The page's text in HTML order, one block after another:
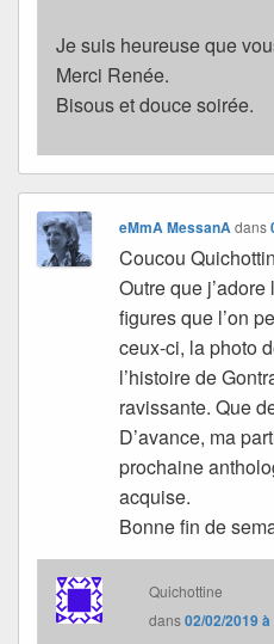
Je suis heureuse que
Merci Renée.
Bisous et douce soirée.
eMmA MessanAdans
Coucou
Outre que
figures que l’on
ceux-ci, la photo
l’histoire de
ravissante. Que
D’avance, ma
prochaine
acquise.
Bonne fin de
Quichottine
dans02/02/2019 à